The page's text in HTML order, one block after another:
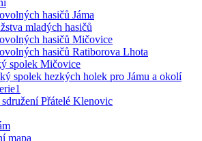
hasičů Jáma
mladých hasičů
hasičů Mičovice
hasičů Ratiborova Lhota
spolek Mičovice
spolek hezkých holek pro Jámu a okolí
sdružení Přátelé Klenovic
mapa